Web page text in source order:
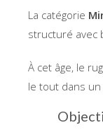
La catégorie
structuré avec
À cet âge, le
le tout dans un